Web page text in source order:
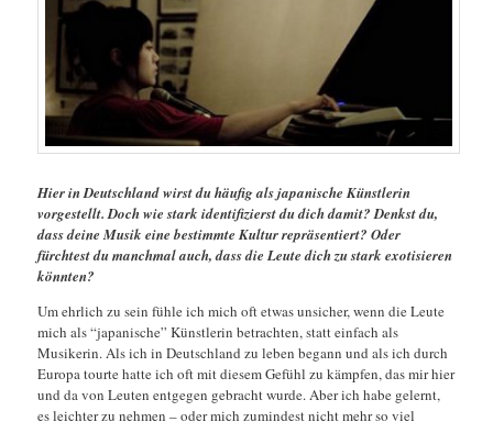
Hier in Deutschland wirst du häufig als japanische Künstlerin
vorgestellt. Doch wie stark identifizierst du dich damit? Denkst du,
dass deine Musik eine bestimmte Kultur repräsentiert? Oder
fürchtest du manchmal auch, dass die Leute dich zu stark exotisieren
könnten?
Um ehrlich zu sein fühle ich mich oft etwas unsicher, wenn die Leute
mich als “japanische” Künstlerin betrachten, statt einfach als
Musikerin. Als ich in Deutschland zu leben begann und als ich durch
Europa tourte hatte ich oft mit diesem Gefühl zu kämpfen, das mir hier
und da von Leuten entgegen gebracht wurde. Aber ich habe gelernt,
es leichter zu nehmen – oder mich zumindest nicht mehr so viel